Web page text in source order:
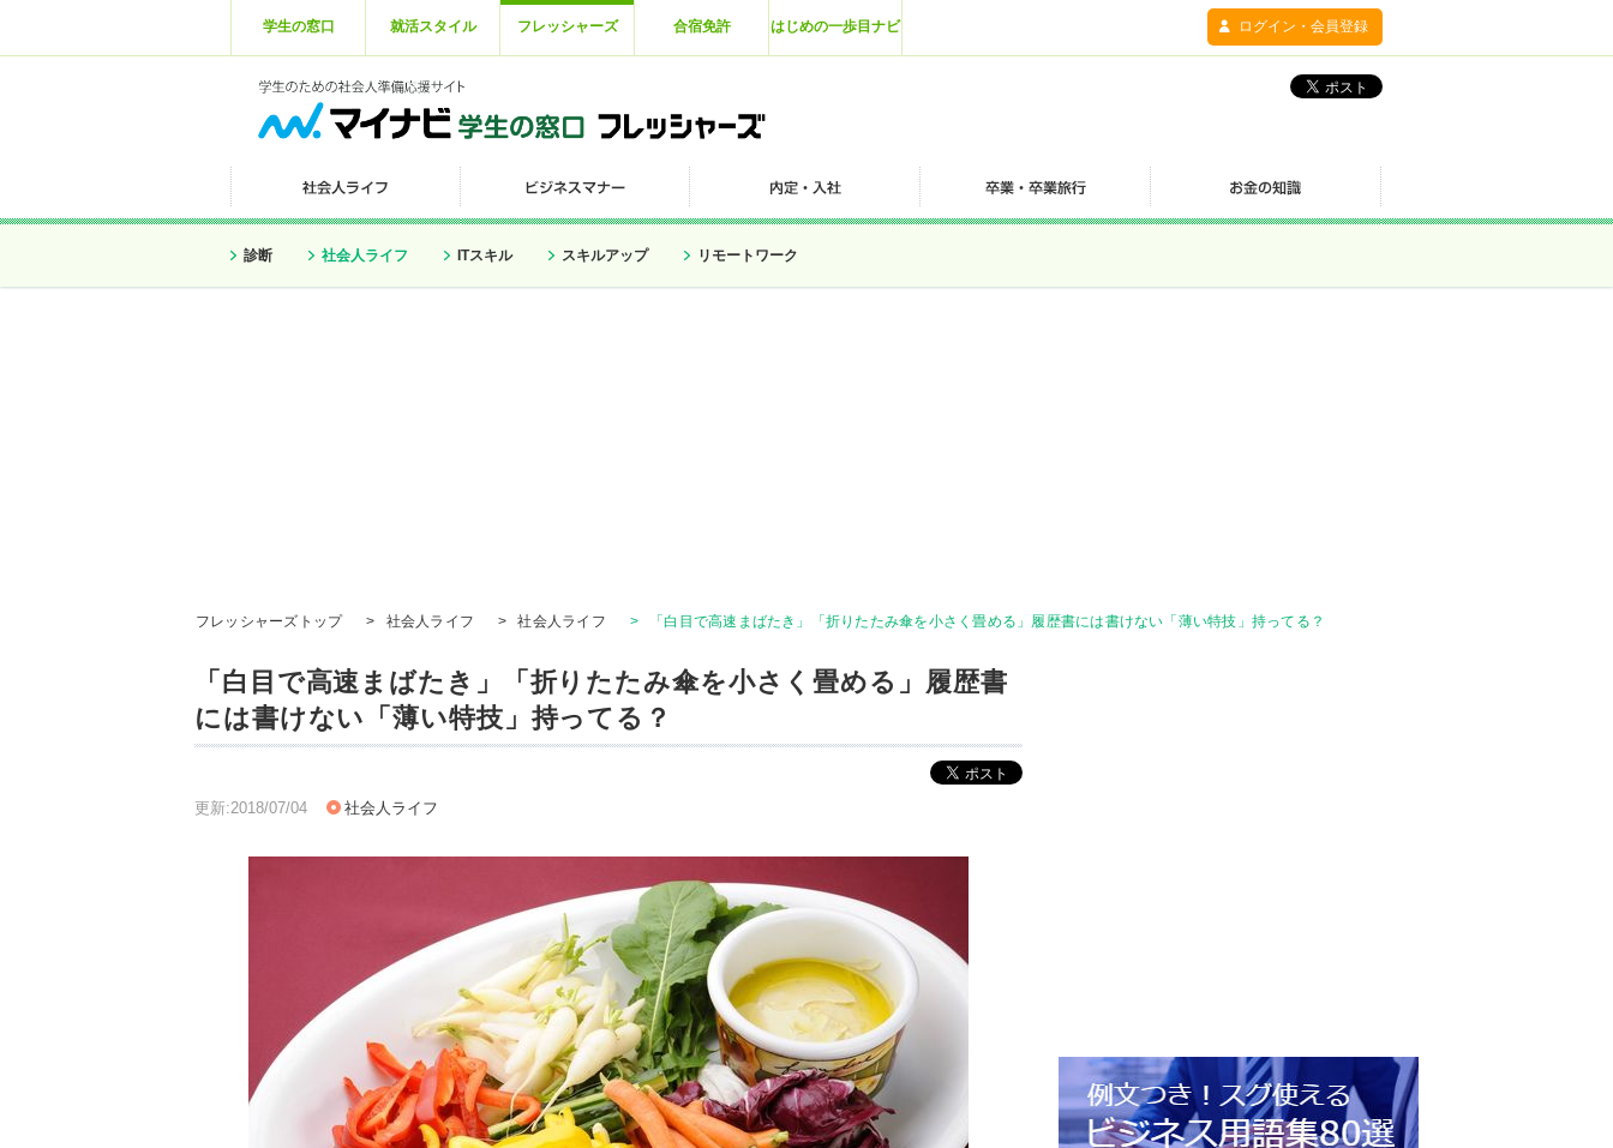
学生の窓口 就活スタイル フレッシャーズ 合宿免許 はじめの一歩目ナビ ログイン・会員登録
診断 社会人ライフ ITスキル スキルアップ リモートワーク
フレッシャーズトップ > 社会人ライフ > 社会人ライフ > 「白目で高速まばたき」「折りたたみ傘を小さく畳める」履歴書には書けない「薄い特技」持ってる？
「白目で高速まばたき」「折りたたみ傘を小さく畳める」履歴書
には書けない「薄い特技」持ってる？
更新:2018/07/04 社会人ライフ